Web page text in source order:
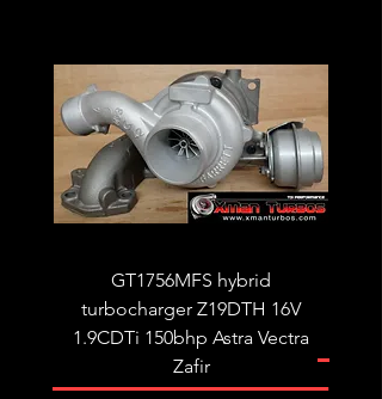
GT1756MFS hybrid
turbocharger Z19DTH 16V
1.9CDTi 150bhp Astra Vectra
Zafir